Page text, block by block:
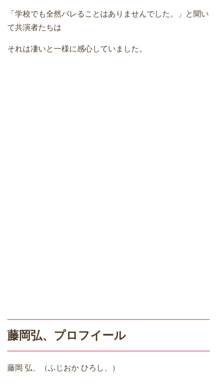
「学校でも全然バレることはありませんでした。」と聞い
て共演者たちは
それは凄いと一様に感心していました。
藤岡弘、プロフイール
藤岡 弘、（ふじおか ひろし、）